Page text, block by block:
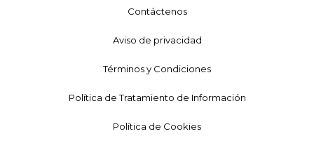
Contáctenos
Aviso de privacidad
Términos y Condiciones
Política de Tratamiento de Información
Política de Cookies